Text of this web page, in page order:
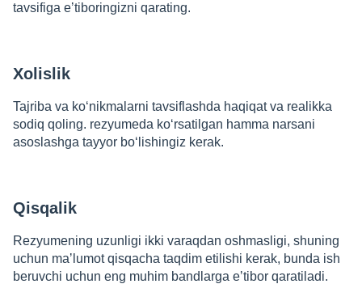
tavsifiga eʼtiboringizni qarating.
Xolislik
Tajriba va koʻnikmalarni tavsiflashda haqiqat va realikka
sodiq qoling. rezyumeda koʻrsatilgan hamma narsani
asoslashga tayyor boʻlishingiz kerak.
Qisqalik
Rezyumening uzunligi ikki varaqdan oshmasligi, shuning
uchun maʼlumot qisqacha taqdim etilishi kerak, bunda ish
beruvchi uchun eng muhim bandlarga eʼtibor qaratiladi.